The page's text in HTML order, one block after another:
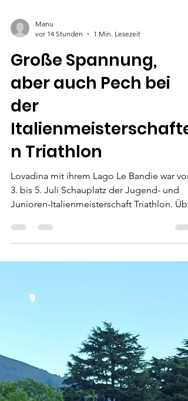
Manu
vor 14 Stunden
Große Spannung,
aber auch Pech bei
der
Italienmeisterschafte
n Triathlon
3. bis 5. Juli Schauplatz der Jugend- und
Junioren-Italienmeisterschaft Triathlon.
im Mixed-Staffelbewerb. Top 20-
Platz) und Mattia Podda (16. Platz), sowie
den U23 mit Lea Strobl (13. Platz) und
Vonklausner (19. Platz). Besonders erfreulich
war die Erobe